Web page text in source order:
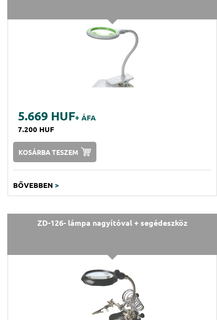
5.669 HUF+ ÁFA
7.200 HUF
KOSÁRBA TESZEM
BŐVEBBEN >
ZD-126- lámpa nagyítóval + segédeszköz